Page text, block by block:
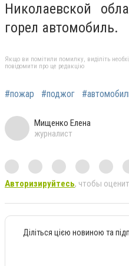
Николаевской
горел автомобиль.
Якщо ви помітили помилку, виділіть
повідомити про це редакцію
#пожар #поджог
Мищенко Елена
журналист
Авторизируйтесь, чтобы
Діліться цією новиною та